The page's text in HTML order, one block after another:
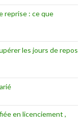
reprise : ce que
les jours de repos
en licenciement ,